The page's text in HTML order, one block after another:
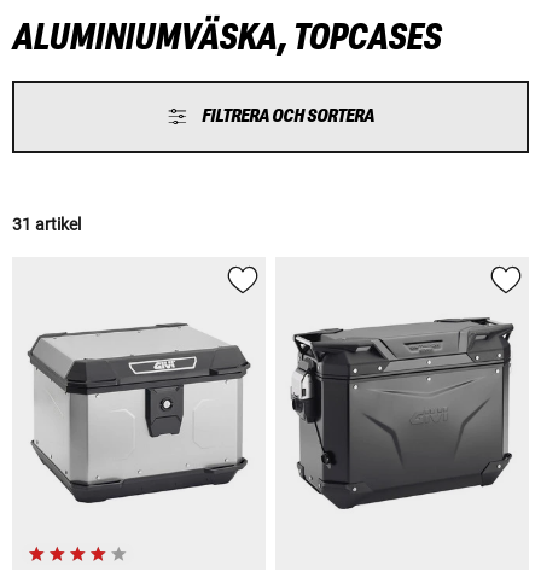
ALUMINIUMVÄSKA, TOPCASES
FILTRERA OCH SORTERA
31 artikel